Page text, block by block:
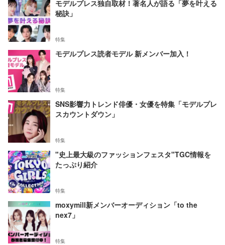
モデルプレス独自取材！著名人が語る「夢を叶える
秘訣」
特集
モデルプレス読者モデル 新メンバー加入！
特集
SNS影響力トレンド俳優・女優を特集「モデルプレ
スカウントダウン」
特集
"史上最大級のファッションフェスタ"TGC情報を
たっぷり紹介
特集
moxymill新メンバーオーディション「to the
nex7」
特集